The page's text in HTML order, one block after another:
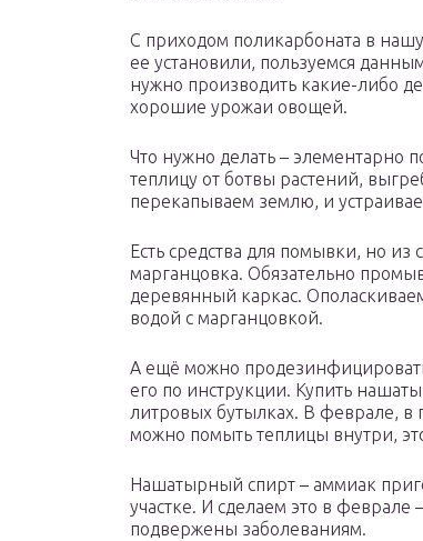
С приходом поликарбоната в
ее установили, пользуемся
нужно производить какие-либо
хорошие урожаи овощей.
Что нужно делать – элементарно
теплицу от ботвы растений,
перекапываем землю, и
Есть средства для помывки, но из
марганцовка. Обязательно
деревянный каркас.
водой с марганцовкой.
А ещё можно
его по инструкции. Купить
литровых бутылках. В феврале, в
можно помыть теплицы внутри,
Нашатырный спирт – аммиак
участке. И сделаем это в феврале
подвержены заболеваниям.